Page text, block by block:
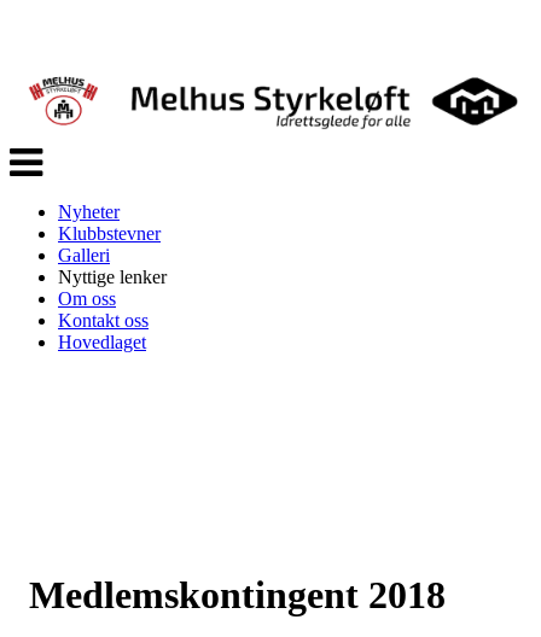
Veksle
navigasjon
Nyheter
Klubbstevner
Galleri
Nyttige lenker
Om oss
Kontakt oss
Hovedlaget
Medlemskontingent 2018